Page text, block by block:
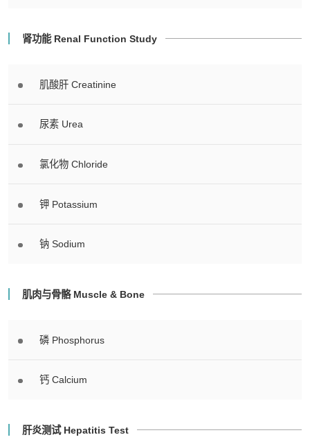
肾功能 Renal Function Study
肌酸肝 Creatinine
尿素 Urea
氯化物 Chloride
钾 Potassium
钠 Sodium
肌肉与骨骼 Muscle & Bone
磷 Phosphorus
钙 Calcium
肝炎测试 Hepatitis Test